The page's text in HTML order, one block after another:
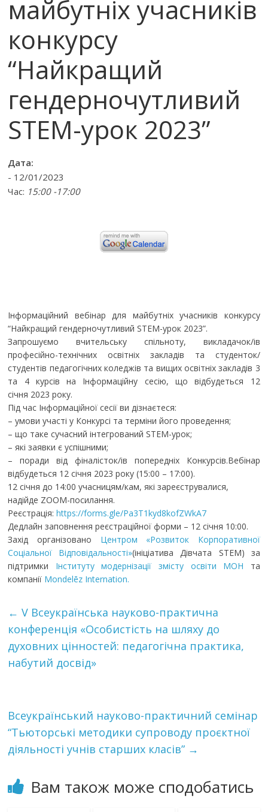
майбутніх учасників
конкурсу
“Найкращий
гендерночутливий
STEM-урок 2023”
Дата:
- 12/01/2023
Час: 15:00 -17:00
Інформаційний вебінар для майбутніх учасників конкурсу
“Найкращий гендерночутливий STEM-урок 2023”.
Запрошуємо вчительську спільноту, викладачок/ів
професійно-технічних освітніх закладів та студенток/
студентів педагогічних коледжів та вищих освітніх закладів 3
та 4 курсів на Інформаційну сесію, що відбудеться 12
січня 2023 року.
Під час Інформаційної сесії ви дізнаєтеся:
– умови участі у Конкурсі та терміни його проведення;
– що таке сучасний інтегрований STEM-урок;
– які заявки є успішними;
– поради від фіналісток/ів попередніх Конкурсів.Вебінар
відбудеться 12 січня 2023 року (15:00 – 17:00).
12 січня до 14:00 учасницям/кам, які зареєструвалися,
надійде ZOOM-посилання.
Реєстрація:https://forms.gle/Pa3T1kyd8kofZWkA7
Дедлайн заповнення реєстраційної форми – 12 січня 10:00.
Захід організовано Центром «Розвиток Корпоративної
Соціальної Відповідальності»(ініціатива Дівчата STEM) за
підтримки Інституту модернізації змісту освіти МОН та
компанії Mondelēz Internation.
← V Всеукраїнська науково-практична
конференція «Особистість на шляху до
духовних цінностей: педагогічна практика,
набутий досвід»
Всеукраїнський науково-практичний семінар
“Тьюторські методики супроводу проєктної
діяльності учнів старших класів” →
Вам також може сподобатись